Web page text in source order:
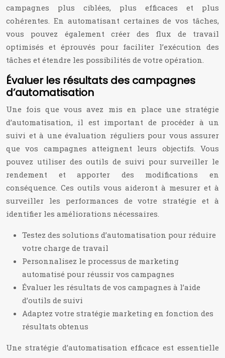
campagnes plus ciblées, plus efficaces et plus
cohérentes. En automatisant certaines de vos tâches,
vous pouvez également créer des flux de travail
optimisés et éprouvés pour faciliter l’exécution des
tâches et étendre les possibilités de votre opération.
Évaluer les résultats des campagnes
d’automatisation
Une fois que vous avez mis en place une stratégie
d’automatisation, il est important de procéder à un
suivi et à une évaluation réguliers pour vous assurer
que vos campagnes atteignent leurs objectifs. Vous
pouvez utiliser des outils de suivi pour surveiller le
rendement et apporter des modifications en
conséquence. Ces outils vous aideront à mesurer et à
surveiller les performances de votre stratégie et à
identifier les améliorations nécessaires.
Testez des solutions d’automatisation pour réduire
votre charge de travail
Personnalisez le processus de marketing
automatisé pour réussir vos campagnes
Évaluer les résultats de vos campagnes à l’aide
d’outils de suivi
Adaptez votre stratégie marketing en fonction des
résultats obtenus
Une stratégie d’automatisation efficace est essentielle